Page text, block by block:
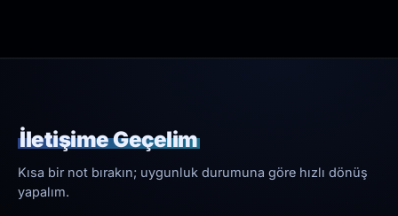
İletişime Geçelim
Kısa bir not bırakın; uygunluk durumuna göre hızlı dönüş
yapalım.